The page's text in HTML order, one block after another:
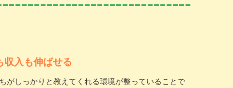
収入も伸ばせる
がしっかりと教えてくれる環境が整っていることで